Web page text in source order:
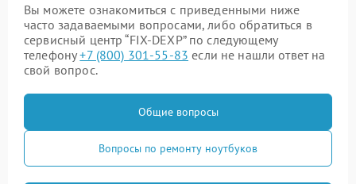
Вы можете ознакомиться с приведенными ниже
часто задаваемыми вопросами, либо обратиться в
сервисный центр “FIX-DEXP” по следующему
телефону+7 (800) 301-55-83 если не нашли ответ на
свой вопрос.
Общие вопросы
Вопросы по ремонту ноутбуков